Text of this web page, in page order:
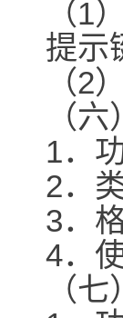
（1
提示
（2
（
1．
2．
3．
4．
（